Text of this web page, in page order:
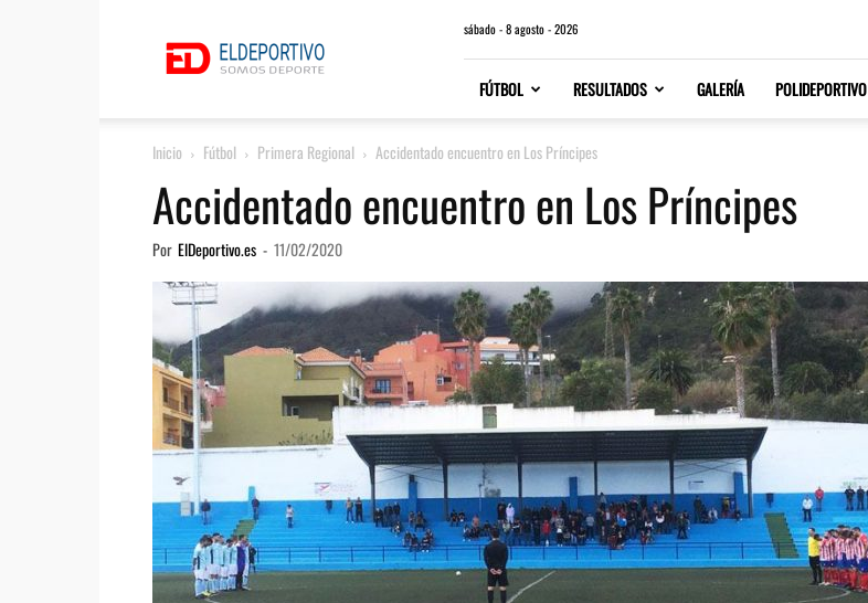
sábado - 8 agosto - 2026
FÚTBOL RESULTADOS GALERÍA POLIDEPORTIVO
Inicio Fútbol Primera Regional Accidentado encuentro en Los Príncipes
Accidentado encuentro en Los Príncipes
Por ElDeportivo.es - 11/02/2020